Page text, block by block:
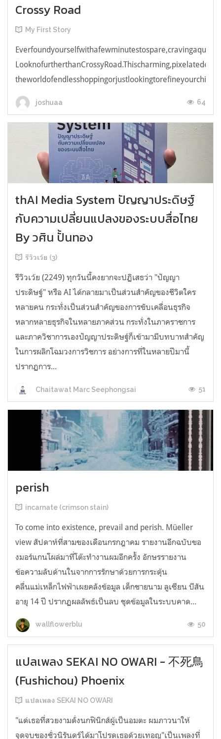
Crossy Road
My First Story
joshuaa 64
thAI Media System ปัญญาประดิษฐ์
กับความเปลี่ยนแปลงของระบบสื่อไทย
By วศิน ปั้นทอง
รีวิวเว้ย (3)
รีวิวเว้ย (2249) ทุกวันนี้คงยากจะปฏิเสธว่า "ปัญญา
ประดิษฐ์" หรือ AI ได้กลายมาเป็นส่วนสำคัญของชีวิตใคร
หลายคน กระทั่งเป็นส่วนสำคัญของการขับเคลื่อนธุรกิจ
หลากหลายธุรกิจในหลายภาคส่วน กระทั่งในภาคราชการ
และภาควิชาการเองปัญญาประดิษฐ์ก็เข้ามามีบทบาทสำคัญ
ในการผลิกโฉมวงการวิชการ อย่างการที่ในหลายปีมานี้
ปรากฏการ...
Chaitawat Marc Seephongsai 51
perish
incarnate (crimson stain)
To come into existence, prevail and perish. Müeller
view สัปดาห์ที่สามของเดือนกรกฎาคม รายงานอีกฉบับขอ
งมอร์แกนโผล่มาที่โต๊ะทำงานผมอีกครั้ง อักษรรายงาน
ข้อความลับด้านในจากการรักษาด้วยการกระตุ้น
คลื่นแม่เหล็กไฟฟ้าเผยคลังข้อมูล เด็กชายนาม ลูเซียน บีสัน
อายุ 14 ปี ปรากฏผลลัพธ์เป็นลบ ชุดข้อมูลในระบบคาด...
wallflowerblu 50
แปลเพลง SEKAI NO OWARI - 不死鳥
(Fushichou) Phoenix
แปลเพลง SEKAI NO OWARI
"แด่เธอที่สวยงามดั่งนกฟินิกส์ผู้เป็นอมตะ ผมภาวนาให้
จุดจบของชั่วนิรันดร์ได้มาโปรดเธอด้วยเทอญ"เป็นเพลงที่